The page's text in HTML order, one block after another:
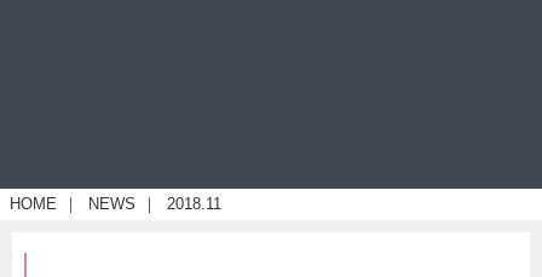
HOME ｜ NEWS ｜ 2018.11